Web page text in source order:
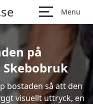
Menu
på
bostaden så att den
visuellt uttryck, en